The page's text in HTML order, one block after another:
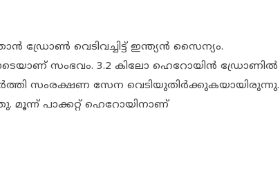
ഡ്രോൺ വെടിവച്ചിട്ട് ഇന്ത്യൻ സൈന്യം.
സംഭവം. 3.2 കിലോ ഹെറോയിൻ ഡ്രോണിൽ
സംരക്ഷണ സേന വെടിയുതിർക്കുകയായിരുന്നു.
മൂന്ന് പാക്കറ്റ് ഹെറോയിനാണ്